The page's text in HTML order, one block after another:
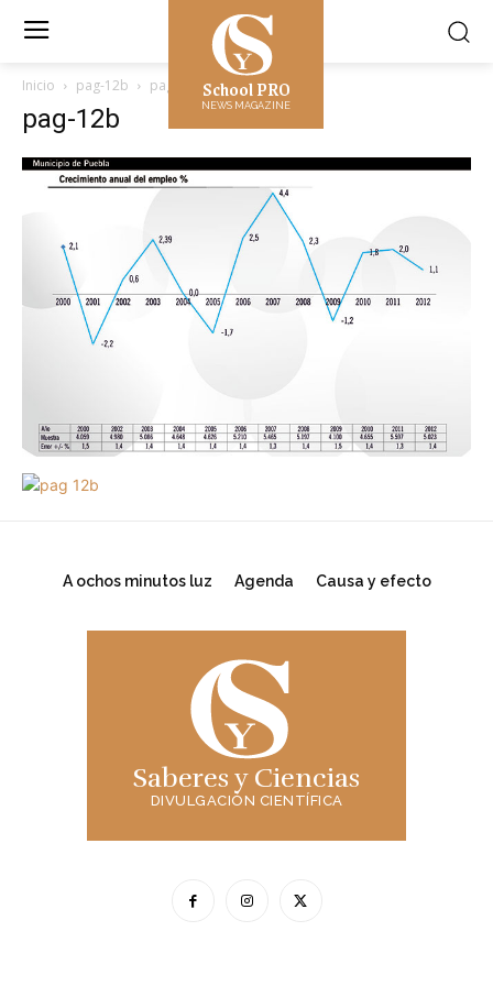
School PRO
NEWS MAGAZINE
Inicio pag-12b pag-12b
pag-12b
A ochos minutos luz Agenda Causa y efecto
Saberes y Ciencias
DIVULGACIÓN CIENTÍFICA